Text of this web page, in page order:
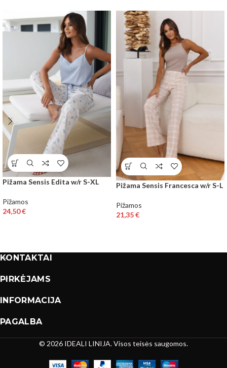
Pižama Sensis Edita w/r S-XL
Pižamos
24,50€
Pižama Sensis Francesca w/r S-L
Pižamos
21,35€
KONTAKTAI
PIRKĖJAMS
INFORMACIJA
PAGALBA
© 2026 IDEALI LINIJA. Visos teisės saugomos.